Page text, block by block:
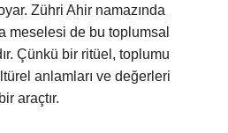
Zühri Ahir namazında
meselesi de bu toplumsal
Çünkü bir ritüel, toplumu
anlamları ve değerleri
araçtır.